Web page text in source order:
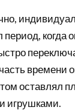
когда
времени
оставлял
игрушками.